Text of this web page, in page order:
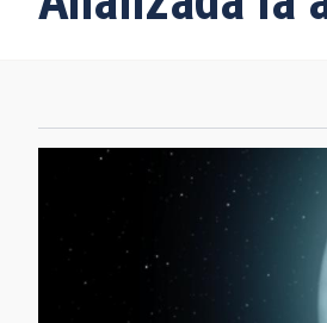
enlaces
ayuda
navegación